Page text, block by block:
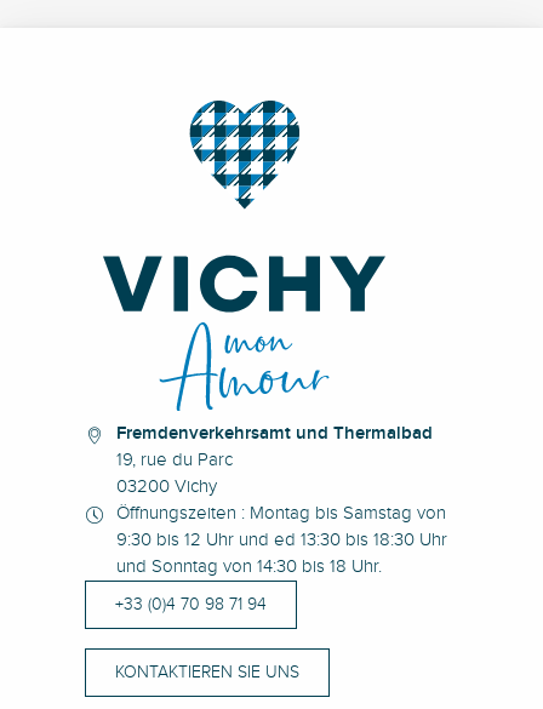
Fremdenverkehrsamt und Thermalbad
19, rue du Parc
03200 Vichy
Öffnungszeiten : Montag bis Samstag von
9:30 bis 12 Uhr und ed 13:30 bis 18:30 Uhr
und Sonntag von 14:30 bis 18 Uhr.
+33 (0)4 70 98 71 94
KONTAKTIEREN SIE UNS